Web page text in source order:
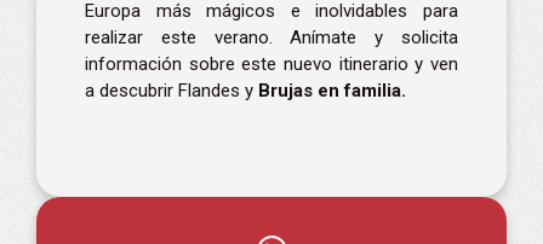
Europa más mágicos e inolvidables para
realizar este verano. Anímate y solicita
información sobre este nuevo itinerario y ven
a descubrir Flandes y Brujas en familia.